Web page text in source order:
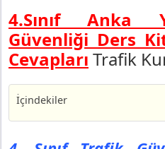
4.Sınıf Anka
Güvenliği Ders
Cevapları Trafik
İçindekiler
4. Sınıf Trafik Güvenliği